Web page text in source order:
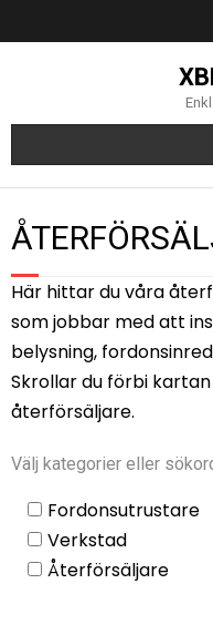
Produkter
Support
Kompatibla
Återförsäljare
Här hittar du våra
som jobbar med att
belysning,
Skrollar du förbi
återförsäljare.
Välj kategorier eller
Fordonsutrustare
Verkstad
Återförsäljare